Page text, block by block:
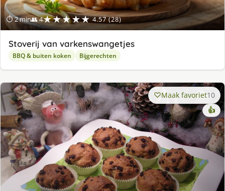
⏱ 2 min👥 4★★★★★ 4.57 (28)
Stoverij van varkenswangetjes
BBQ & buiten koken Bijgerechten
Maak favoriet10
👍